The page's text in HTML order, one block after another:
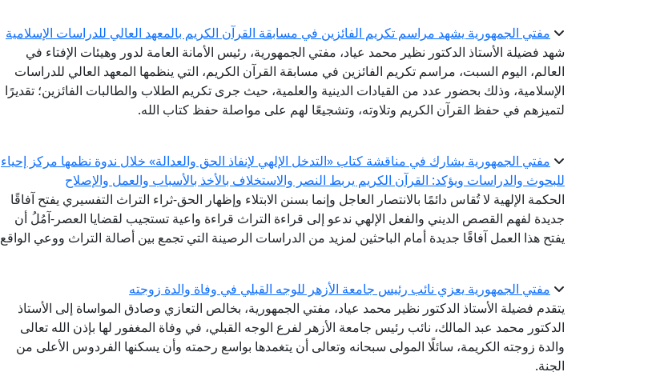
مفتي الجمهورية يشهد مراسم تكريم الفائزين في مسابقة القرآن الكريم بالمعهد العالي للدراسات الإسلامية
شهد فضيلة الأستاذ الدكتور نظير محمد عياد، مفتي الجمهورية، رئيس الأمانة العامة لدور وهيئات الإفتاء في
العالم، اليوم السبت، مراسم تكريم الفائزين في مسابقة القرآن الكريم، التي ينظمها المعهد العالي للدراسات
الإسلامية، وذلك بحضور عدد من القيادات الدينية والعلمية، حيث جرى تكريم الطلاب والطالبات الفائزين؛ تقديرًا
لتميزهم في حفظ القرآن الكريم وتلاوته، وتشجيعًا لهم على مواصلة حفظ كتاب الله.
مفتي الجمهورية يشارك في مناقشة كتاب «التدخل الإلهي لإنفاذ الحق والعدالة» خلال ندوة نظمها مركز إحياء
للبحوث والدراسات ويؤكد: القرآن الكريم يربط النصر والاستخلاف بالأخذ بالأسباب والعمل والإصلاح
الحكمة الإلهية لا تُقاس دائمًا بالانتصار العاجل وإنما بسنن الابتلاء وإظهار الحق-ثراء التراث التفسيري يفتح آفاقًا
جديدة لفهم القصص الديني والفعل الإلهي ندعو إلى قراءة التراث قراءة واعية تستجيب لقضايا العصر-آمُلُ أن
يفتح هذا العمل آفاقًا جديدة أمام الباحثين لمزيد من الدراسات الرصينة التي تجمع بين أصالة التراث ووعي الواقع
مفتي الجمهورية يعزي نائب رئيس جامعة الأزهر للوجه القبلي في وفاة والدة زوجته
يتقدم فضيلة الأستاذ الدكتور نظير محمد عياد، مفتي الجمهورية، بخالص التعازي وصادق المواساة إلى الأستاذ
الدكتور محمد عبد المالك، نائب رئيس جامعة الأزهر لفرع الوجه القبلي، في وفاة المغفور لها بإذن الله تعالى
والدة زوجته الكريمة، سائلًا المولى سبحانه وتعالى أن يتغمدها بواسع رحمته وأن يسكنها الفردوس الأعلى من
الجنة.